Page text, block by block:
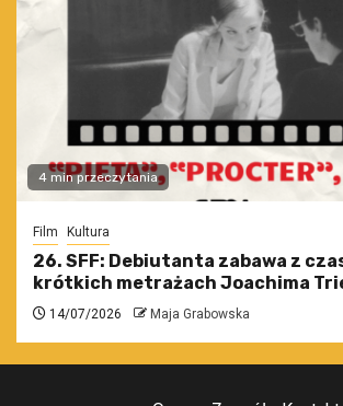
4 min przeczytania
Film Kultura
26. SFF: Debiutanta zabawa z
krótkich metrażach Joachima
14/07/2026 Maja Grabowska